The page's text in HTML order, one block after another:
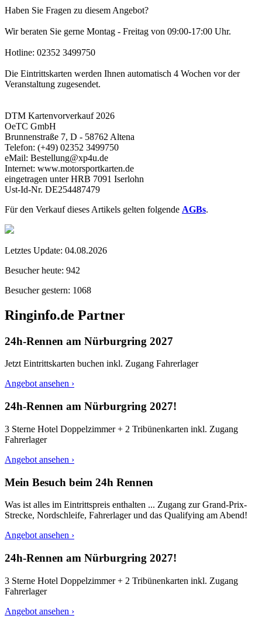
Haben Sie Fragen zu diesem Angebot?
Wir beraten Sie gerne Montag - Freitag von 09:00-17:00 Uhr.
Hotline: 02352 3499750
Die Eintrittskarten werden Ihnen automatisch 4 Wochen vor der
Veranstaltung zugesendet.
DTM Kartenvorverkauf 2026
OeTC GmbH
Brunnenstraße 7, D - 58762 Altena
Telefon: (+49) 02352 3499750
eMail: Bestellung@xp4u.de
Internet: www.motorsportkarten.de
eingetragen unter HRB 7091 Iserlohn
Ust-Id-Nr. DE254487479
Für den Verkauf dieses Artikels gelten folgende AGBs.
Letztes Update: 04.08.2026
Besucher heute: 942
Besucher gestern: 1068
Ringinfo.de Partner
24h-Rennen am Nürburgring 2027
Jetzt Eintrittskarten buchen inkl. Zugang Fahrerlager
Angebot ansehen ›
24h-Rennen am Nürburgring 2027!
3 Sterne Hotel Doppelzimmer + 2 Tribünenkarten inkl. Zugang
Fahrerlager
Angebot ansehen ›
Mein Besuch beim 24h Rennen
Was ist alles im Eintrittspreis enthalten ... Zugang zur Grand-Prix-
Strecke, Nordschleife, Fahrerlager und das Qualifying am Abend!
Angebot ansehen ›
24h-Rennen am Nürburgring 2027!
3 Sterne Hotel Doppelzimmer + 2 Tribünenkarten inkl. Zugang
Fahrerlager
Angebot ansehen ›